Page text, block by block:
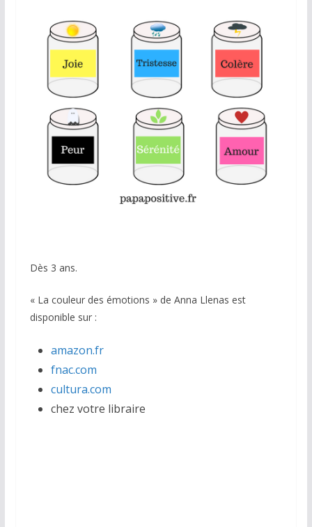
Dès 3 ans.
« La couleur des émotions » de Anna Llenas est
disponible sur :
amazon.fr
fnac.com
cultura.com
chez votre libraire